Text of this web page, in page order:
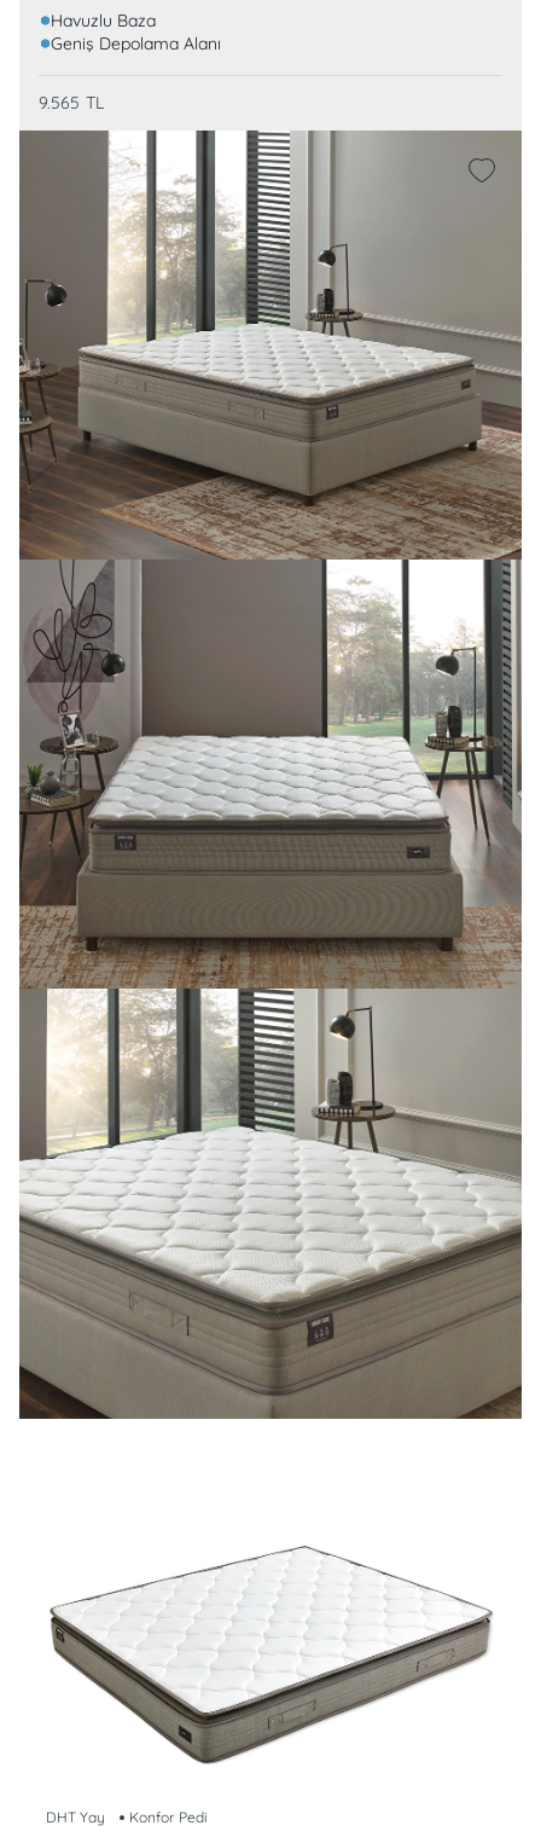
Havuzlu Baza
Geniş Depolama Alanı
9.565 TL
DHT Yay Konfor Pedi